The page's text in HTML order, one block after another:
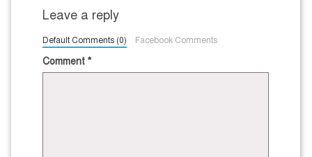
Leave a reply
Default Comments (0) Facebook Comments
Comment *